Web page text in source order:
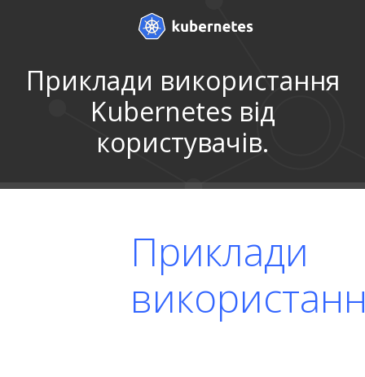
Приклади використання
Kubernetes від
користувачів.
Приклади